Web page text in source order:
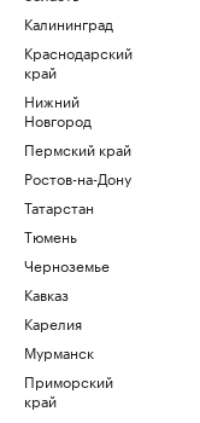
Калининград
Краснодарский
край
Нижний
Новгород
Пермский край
Ростов-на-Дону
Татарстан
Тюмень
Черноземье
Кавказ
Карелия
Мурманск
Приморский
край